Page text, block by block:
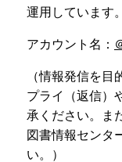
運用しています。
アカウント名：
（情報発信を目
プライ（返信）
承ください。ま
図書情報センタ
い。）